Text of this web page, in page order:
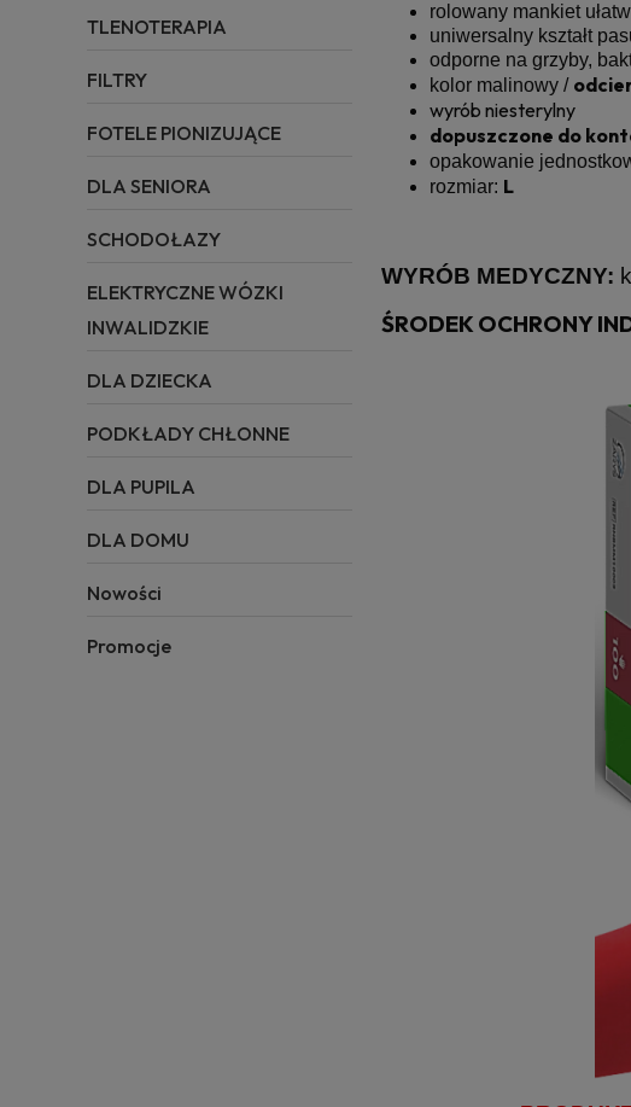
TLENOTERAPIA
FILTRY
FOTELE PIONIZUJĄCE
DLA SENIORA
SCHODOŁAZY
ELEKTRYCZNE WÓZKI
INWALIDZKIE
DLA DZIECKA
PODKŁADY CHŁONNE
DLA PUPILA
DLA DOMU
Nowości
Promocje
rolowany mankiet
uniwersalny kształt
odporne na grzyby,
kolor malinowy /
wyrób niesterylny
dopuszczone do
opakowanie
rozmiar: L
WYRÓB MEDYCZNY:
ŚRODEK OCHRONY